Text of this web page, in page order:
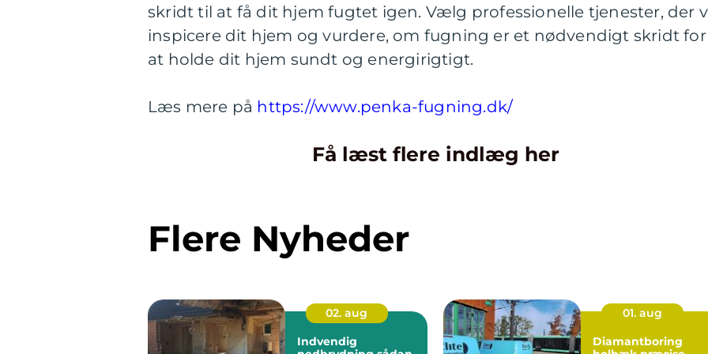
skridt til at få dit hjem fugtet igen. Vælg professionelle tjenester, der
inspicere dit hjem og vurdere, om fugning er et nødvendigt skridt for
at holde dit hjem sundt og energirigtigt.
Læs mere på https://www.penka-fugning.dk/
Få læst flere indlæg her
Flere Nyheder
02. aug
Indvendig
01. aug
Diamantboring